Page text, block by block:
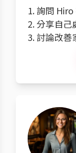
1. 詢問
2. 分享自己
3. 討論改善